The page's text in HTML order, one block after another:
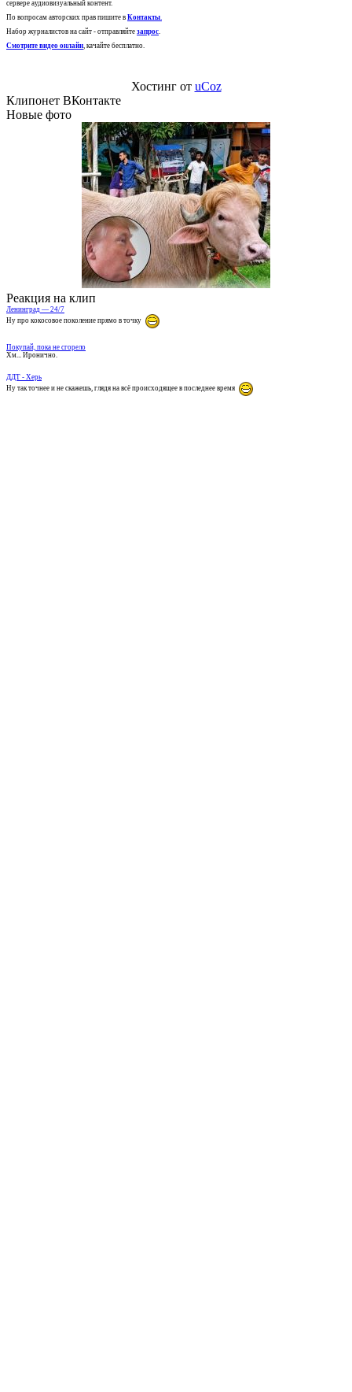
сервере аудиовизуальный контент.
По вопросам авторских прав пишите в Контакты.
Набор журналистов на сайт - отправляйте запрос.
Смотрите видео онлайн, качайте бесплатно.
Хостинг от uCoz
Клипонет ВКонтакте
Новые фото
Реакция на клип
Ленинград — 24/7
Ну про кокосовое поколение прямо в точку
Покупай, пока не сгорело
Хм... Иронично.
ДДТ - Херь
Ну так точнее и не скажешь, глядя на всё происходящее в последнее время